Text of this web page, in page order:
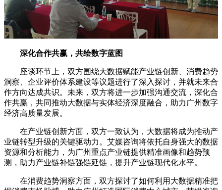
深化合作共赢，共绘数字蓝图
座谈环节上，双方围绕大数据赋能产业链创新、消费趋势
洞察、企业评价体系建设等议题进行了深入探讨，并就未来合
作方向达成共识。未来，双方将进一步加强沟通交流，深化合
作共赢，共同推动大数据与实体经济深度融合，助力广州数字
经济高质量发展。
在产业链创新方面，双方一致认为，大数据将成为推动产
业链转型升级的关键驱动力。艾媒咨询将依托自身强大的数据
资源和分析能力，为广州重点产业链提供精准画像和趋势预
测，助力产业链补链强链延链，提升产业链现代化水平。
在消费趋势洞察方面，双方探讨了如何利用大数据精准把